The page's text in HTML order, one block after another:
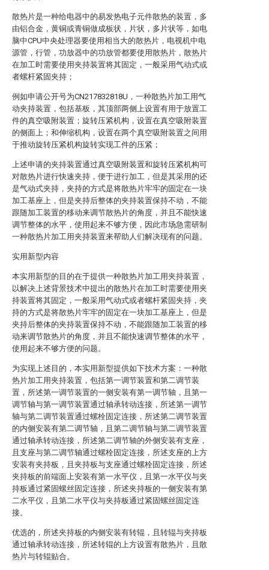
散热片是一种给电器中的易发热电子元件散热的装置，多
由铝合金，黄铜或青铜做成板状，片状，多片状等，如电
脑中CPU中央处理器要使用相当大的散热片，电视机中电
源管，行管，功放器中的功放管都要使用散热片，散热片
在加工时需要使用夹持装置将其固定，一般采用气动式或
者螺杆紧固夹持；
例如申请公开号为CN217832818U，一种散热片加工用气
动夹持装置，包括基板，其顶部两侧上设置有用于放置工
件的真空吸附装置；旋转压紧机构，设置在真空吸附装置
的侧面上；和伸缩机构，设置在两个真空吸附装置之间用
于推动旋转压紧机构旋转实现工件的压紧；
上述申请的夹持装置通过真空吸附装置和旋转压紧机构可
对散热片进行快速夹持，便于进行加工，但是其采用的还
是气动式夹持，夹持的方式是将散热片牢牢的固定在一块
加工基座上，但是夹持后整体的夹持装置保持不动，不能
跟随加工装置的移动来调节散热片的角度，并且不能快速
调节整体的水平，使用起来不够方便，因此市场急需研制
一种散热片加工用夹持装置来帮助人们解决现有的问题。
实用新型内容
本实用新型的目的在于提供一种散热片加工用夹持装置，
以解决上述背景技术中提出的散热片在加工时需要使用夹
持装置将其固定，一般采用气动式或者螺杆紧固夹持，夹
持的方式是将散热片牢牢的固定在一块加工基座上，但是
夹持后整体的夹持装置保持不动，不能跟随加工装置的移
动来调节散热片的角度，并且不能快速调节整体的水平，
使用起来不够方便的问题。
为实现上述目的，本实用新型提供如下技术方案：一种散
热片加工用夹持装置，包括第一调节装置和第二调节装
置，所述第一调节装置的一侧安装有第一调节轴，且第一
调节轴与第一调节装置通过轴承转动连接，所述第一调节
轴与第二调节装置通过螺栓固定连接，所述第二调节装置
的内侧安装有第二调节轴，且第二调节轴与第二调节装置
通过轴承转动连接，所述第二调节轴的外侧安装有支座，
且支座与第二调节轴通过螺栓固定连接，所述支座的上方
安装有夹持板，且夹持板与支座通过螺栓固定连接，所述
夹持板的前端面上安装有第一水平仪，且第一水平仪与夹
持板通过紧固螺丝固定连接，所述夹持板的一侧安装有第
二水平仪，且第二水平仪与夹持板通过紧固螺丝固定连
接。
优选的，所述夹持板的内侧安装有转辊，且转辊与夹持板
通过轴承转动连接，所述转辊的上方设置有散热片，且散
热片与转辊贴合。